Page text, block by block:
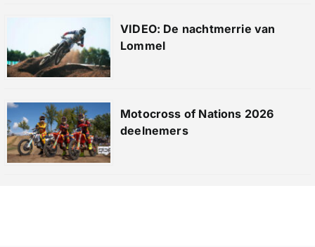
VIDEO: De nachtmerrie van
Lommel
Motocross of Nations 2026
deelnemers